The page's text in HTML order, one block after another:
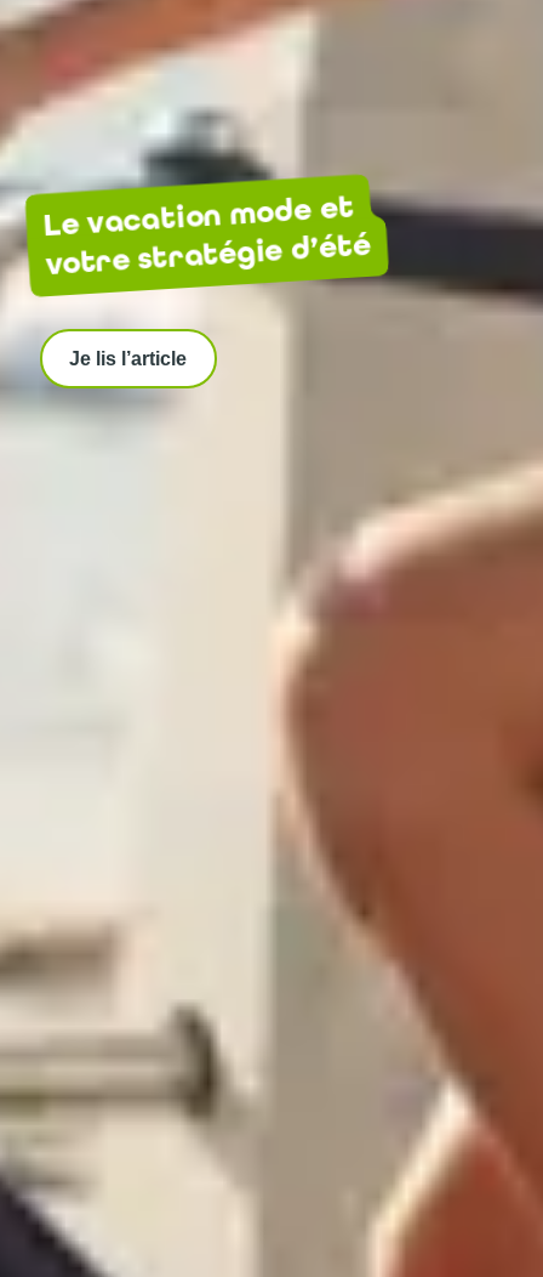
Le vacation mode et
votre stratégie d’été
Je lis l’article